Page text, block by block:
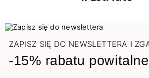
ZAPISZ SIĘ DO NEWSLETTERA I
-15% rabatu